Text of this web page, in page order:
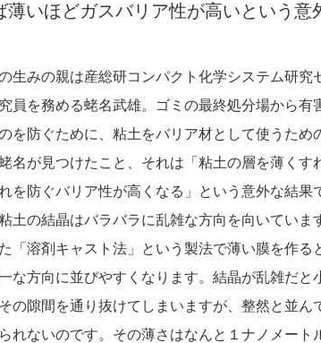
薄いほどガスバリア性が高いという意
生みの親は産総研コンパクト化学システム研究
員を務める蛯名武雄。ゴミの最終処分場から有
を防ぐために、粘土をバリア材として使うため
名が見つけたこと、それは「粘土の層を薄くす
を防ぐバリア性が高くなる」という意外な結果
土の結晶はバラバラに乱雑な方向を向いていま
「溶剤キャスト法」という製法で薄い膜を作る
な方向に並びやすくなります。結晶が乱雑だと
の隙間を通り抜けてしまいますが、整然と並ん
れないのです。その薄さはなんと１ナノメート